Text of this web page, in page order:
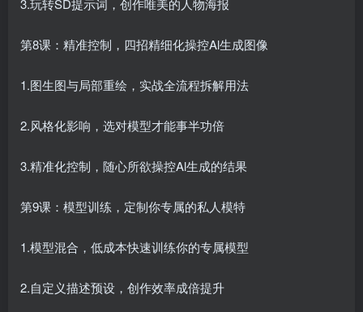
3.玩转SD提示词，创作唯美的人物海报
第8课：精准控制，四招精细化操控Al生成图像
1.图生图与局部重绘，实战全流程拆解用法
2.风格化影响，选对模型才能事半功倍
3.精准化控制，随心所欲操控Al生成的结果
第9课：模型训练，定制你专属的私人模特
1.模型混合，低成本快速训练你的专属模型
2.自定义描述预设，创作效率成倍提升